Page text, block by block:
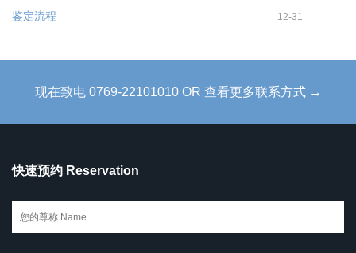
鉴定流程 12-31
现在致电 0769-22101010 OR 查看更多联系方式 →
快速预约 Reservation